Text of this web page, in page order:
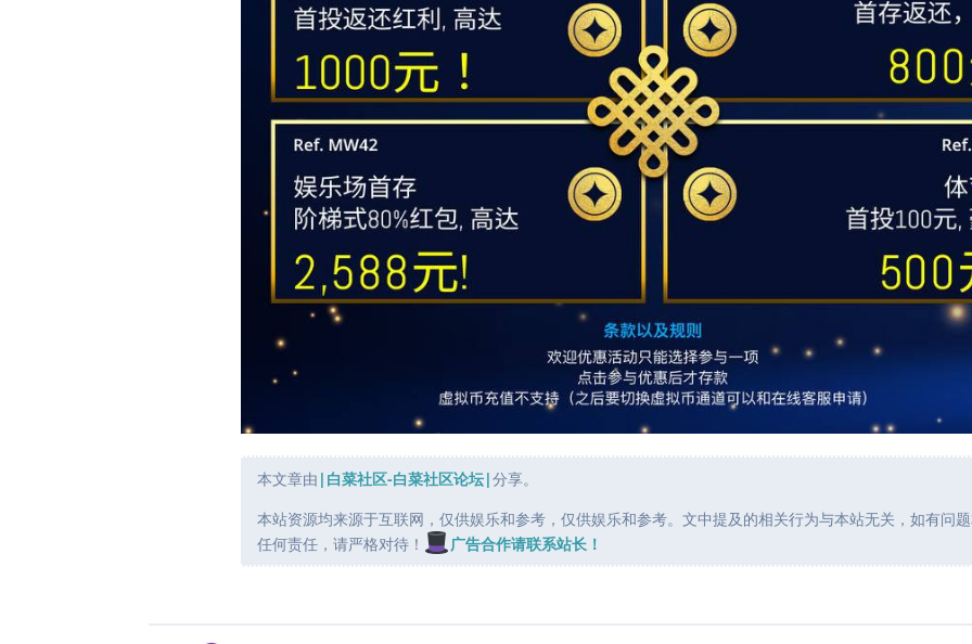
本文章由 |白菜社区-白菜社区论坛|分享。
本站资源均来源于互联网，仅供娱乐和参考，仅供娱乐和参考。文中提及的相关行为与本站无关，如有问
任何责任，请严格对待！
广告合作请联系站长！